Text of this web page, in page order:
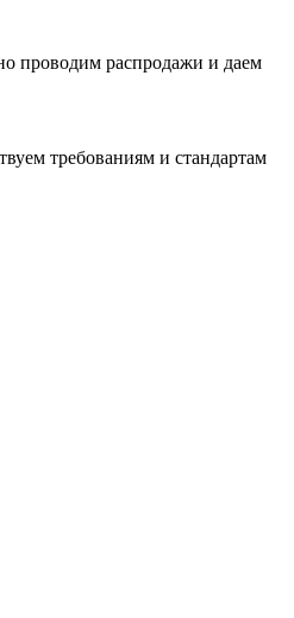
проводим распродажи и даем
требованиям и стандартам